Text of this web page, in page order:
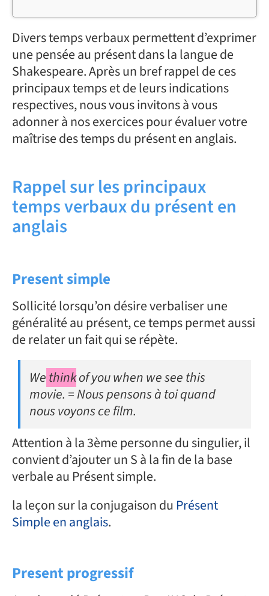
Divers temps verbaux permettent d’exprimer
une pensée au présent dans la langue de
Shakespeare. Après un bref rappel de ces
principaux temps et de leurs indications
respectives, nous vous invitons à vous
adonner à nos exercices pour évaluer votre
maîtrise des temps du présent en anglais.
Rappel sur les principaux
temps verbaux du présent en
anglais
Present simple
Sollicité lorsqu’on désire verbaliser une
généralité au présent, ce temps permet aussi
de relater un fait qui se répète.
Wethinkof you when we see this
movie. = Nous pensons à toi quand
nous voyons ce film.
Attention à la 3ème personne du singulier, il
convient d’ajouter un S à la fin de la base
verbale au Présent simple.
la leçon sur la conjugaison du Présent
Simple en anglais.
Present progressif